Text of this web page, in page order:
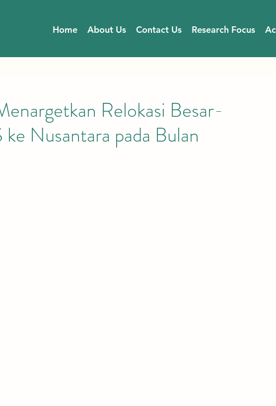
Home About Us Contact Us Research Focus
Relokasi Besar-
Nusantara pada Bulan